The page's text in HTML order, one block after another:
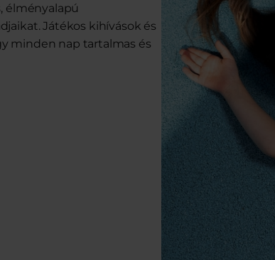
élményalapú
Játékos kihívások és
minden nap tartalmas és